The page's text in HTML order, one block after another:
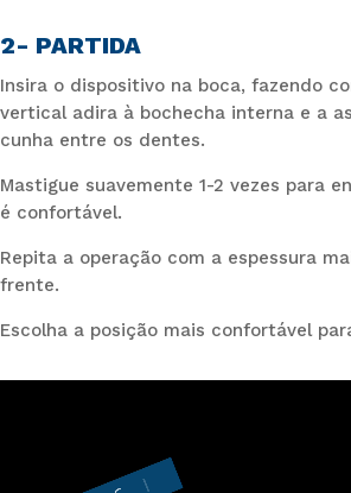
2- PARTIDA
Insira o dispositivo na boca, fazendo
vertical adira à bochecha interna e a
cunha entre os dentes.
Mastigue suavemente 1-2 vezes para
é confortável.
Repita a operação com a espessura
frente.
Escolha a posição mais confortável